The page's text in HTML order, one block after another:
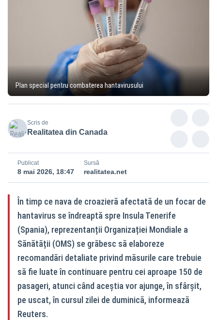
Plan special pentru combaterea hantavirusului
Scris de
Realitatea din Canada
Publicat
8 mai 2026, 18:47
Sursă
realitatea.net
În timp ce nava de croazieră afectată de un focar de
hantavirus se îndreaptă spre Insula Tenerife
(Spania), reprezentanții Organizației Mondiale a
Sănătății (OMS) se grăbesc să elaboreze
recomandări detaliate privind măsurile care trebuie
să fie luate în continuare pentru cei aproape 150 de
pasageri, atunci când aceștia vor ajunge, în sfârșit,
pe uscat, în cursul zilei de duminică, informează
Reuters.